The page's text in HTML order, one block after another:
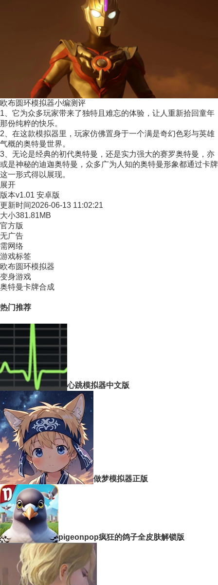
欧布圆环模拟器小编测评
1、它为众多玩家带来了独特且难忘的体验，让人重新拾回童年
那份纯粹的快乐。
2、在这款模拟器里，玩家仿佛置身于一个满是奇幻色彩与英雄
气概的奥特曼世界。
3、无论是经典的初代奥特曼，还是实力强大的赛罗奥特曼，亦
或是神秘的迪迦奥特曼，众多广为人知的奥特曼形象都通过卡牌
这一形式得以展现。
展开
版本v1.01 安卓版
更新时间2026-06-13 11:02:21
大小381.81MB
官方版
无广告
需网络
游戏标签
欧布圆环模拟器
变身游戏
奥特曼卡牌合成
热门推荐
心跳模拟器中文版
做梦模拟器正版
pigeonpop疯狂的鸽子全皮肤解锁版